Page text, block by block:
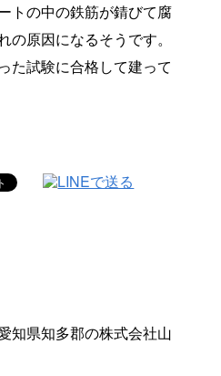
トの中の鉄筋が錆びて腐
原因になるそうです。
た試験に合格して建って
知県知多郡の株式会社山